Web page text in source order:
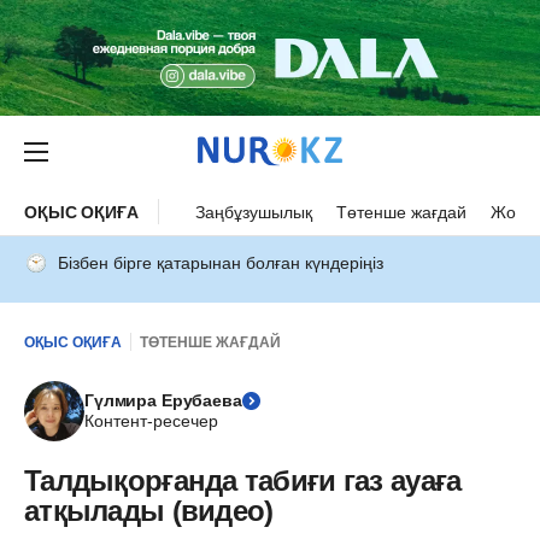
ОҚЫС ОҚИҒА Заңбұзушылық Төтенше жағдай Жол
Бізбен бірге қатарынан болған күндеріңіз
ОҚЫС ОҚИҒА ТӨТЕНШЕ ЖАҒДАЙ
Гүлмира Ерубаева
Контент-ресечер
Талдықорғанда табиғи газ ауаға
атқылады (видео)